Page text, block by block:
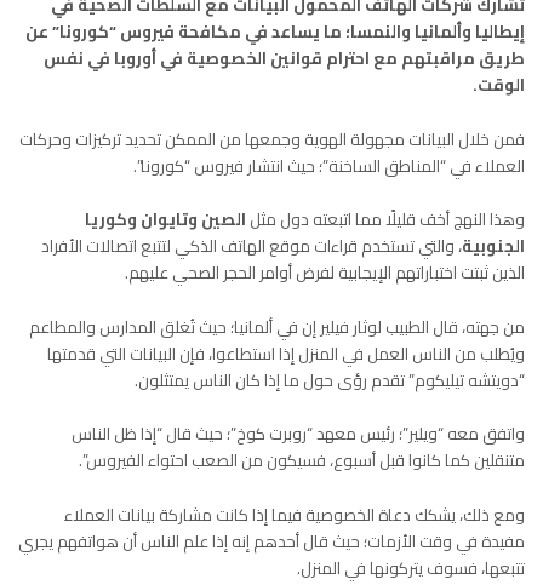
إيطاليا وألمانيا والنمسا؛ ما يساعد في مكافحة فيروس “كورونا” عن
طريق مراقبتهم مع احترام قوانين الخصوصية في أوروبا في نفس
الوقت.
فمن خلال البيانات مجهولة الهوية وجمعها من الممكن تحديد تركيزات وحركات
العملاء في “المناطق الساخنة”؛ حيث انتشار فيروس “كورونا”.
وهذا النهج أخف قليلًا مما اتبعته دول مثلالصين وتايوان وكوريا
الجنوبية، والتي تستخدم قراءات موقع الهاتف الذكي لتتبع اتصالات الأفراد
الذين ثبتت اختباراتهم الإيجابية لفرض أوامر الحجر الصحي عليهم.
من جهته، قال الطبيب لوثار فيلير إن في ألمانيا؛ حيث تُغلق المدارس والمطاعم
ويُطلب من الناس العمل في المنزل إذا استطاعوا، فإن البيانات التي قدمتها
“دويتشه تيليكوم” تقدم رؤى حول ما إذا كان الناس يمتثلون.
واتفق معه “ويلير”؛ رئيس معهد “روبرت كوخ”؛ حيث قال “إذا ظل الناس
متنقلين كما كانوا قبل أسبوع، فسيكون من الصعب احتواء الفيروس”.
ومع ذلك، يشكك دعاة الخصوصية فيما إذا كانت مشاركة بيانات العملاء
مفيدة في وقت الأزمات؛ حيث قال أحدهم إنه إذا علم الناس أن هواتفهم يجري
تتبعها، فسوف يتركونها في المنزل.